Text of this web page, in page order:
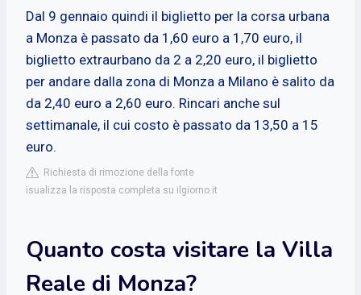
Dal 9 gennaio quindi il biglietto per la corsa urbana
a Monza è passato da 1,60 euro a 1,70 euro, il
biglietto extraurbano da 2 a 2,20 euro, il biglietto
per andare dalla zona di Monza a Milano è salito da
da 2,40 euro a 2,60 euro. Rincari anche sul
settimanale, il cui costo è passato da 13,50 a 15
euro.
Richiesta di rimozione della fonte
isualizza la risposta completa su ilgiorno.it
Quanto costa visitare la Villa
Reale di Monza?